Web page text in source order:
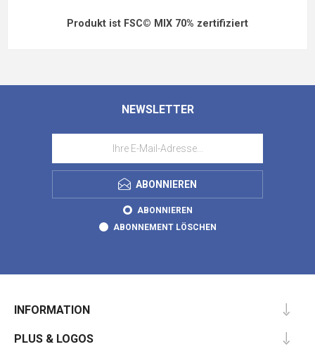
Produkt ist FSC© MIX 70% zertifiziert
NEWSLETTER
ABONNIEREN
ABONNIEREN
ABONNEMENT LÖSCHEN
INFORMATION
PLUS & LOGOS